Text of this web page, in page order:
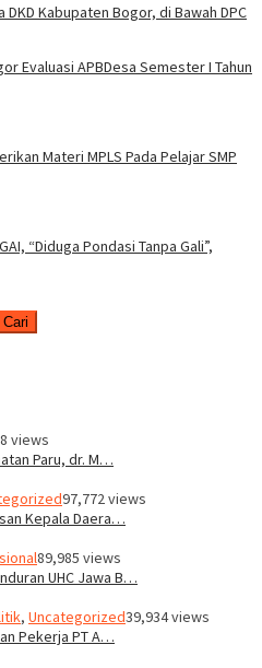
DKD Kabupaten Bogor, di Bawah DPC
Evaluasi APBDesa Semester I Tahun
Materi MPLS Pada Pelajar SMP
“Diduga Pondasi Tanpa Gali”,
Cari
views
Paru, dr. M…
97,772 views
Kepala Daera…
89,985 views
UHC Jawa B…
, Uncategorized39,934 views
Pekerja PT A…